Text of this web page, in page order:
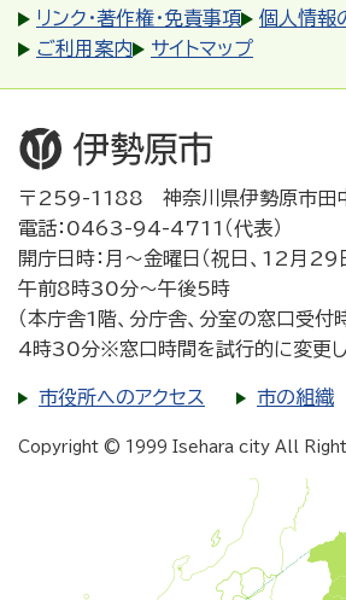
リンク・著作権・免責事項
個人情報
ご利用案内
サイトマップ
〒259-1188 神奈川県伊勢原市田
電話：0463-94-4711（代表）
開庁日時：月～金曜日（祝日、12月29
午前8時30分～午後5時
（本庁舎1階、分庁舎、分室の窓口受
4時30分※窓口時間を試行的に変更し
市役所へのアクセス 市の組織
Copyright © 1999 Isehara city All